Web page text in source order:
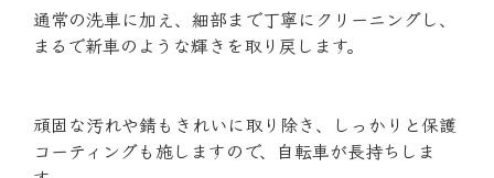
通常の洗車に加え、細部まで丁寧にクリーニングし、
まるで新車のような輝きを取り戻します。
頑固な汚れや錆もきれいに取り除き、しっかりと保護
コーティングも施しますので、自転車が長持ちしま